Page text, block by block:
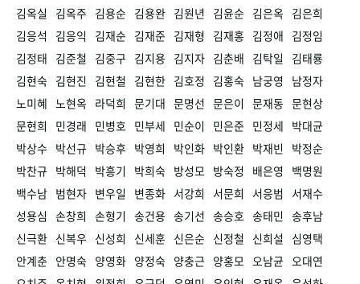
김옥실
김옥주 김용순 김용완 김원년 김윤순 김은옥 김은희
김응석
김응익 김재순 김재준 김재형 김재홍 김정애 김정임
김정태 김준철 김중구 김지용 김지자 김춘배 김탁일
김태룡
김현숙 김현진 김현철 김현한 김호정 김홍숙 남궁영
남정자
노미혜 노현옥 라덕희 문기대 문명선 문은이 문재동 문현상
문현희
민경래 민병호 민부세 민순이 민은준 민정세 박대균
박상수 박선규 박승후 박영희 박인화 박인환 박재빈
박정순
박찬규 박해덕 박흥기 박희숙 방성모 방숙정 배은영
백명원
백수남 범현자 변우일 변종화 서강희 서문희 서응범
서재수
성용심 손창희 손형기 송건용 송기선 송승호 송태민 송후남
신극환 신복우 신성희 신세훈 신은순 신정철 신희설
심영택
안계춘 안명숙 양영화 양정숙 양충근 양홍모 오남균 오대연